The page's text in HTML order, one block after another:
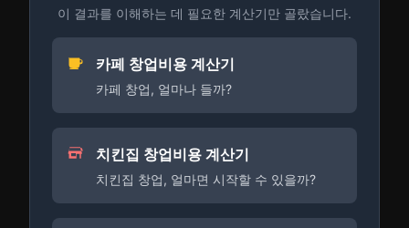
이 결과를 이해하는 데 필요한 계산기만 골랐습니다.
카페 창업비용 계산기
카페 창업, 얼마나 들까?
치킨집 창업비용 계산기
치킨집 창업, 얼마면 시작할 수 있을까?